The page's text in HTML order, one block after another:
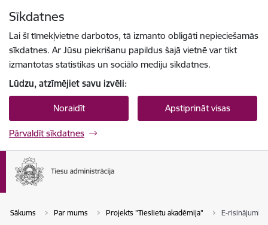
Sīkdatnes
Lai šī tīmekļvietne darbotos, tā izmanto obligāti nepieciešamās
sīkdatnes. Ar Jūsu piekrišanu papildus šajā vietnē var tikt
izmantotas statistikas un sociālo mediju sīkdatnes.
Lūdzu, atzīmējiet savu izvēli:
Noraidīt Apstiprināt visas
Pārvaldīt sīkdatnes
Sākums Par mums Projekts "Tieslietu akadēmija" E-risinājumi